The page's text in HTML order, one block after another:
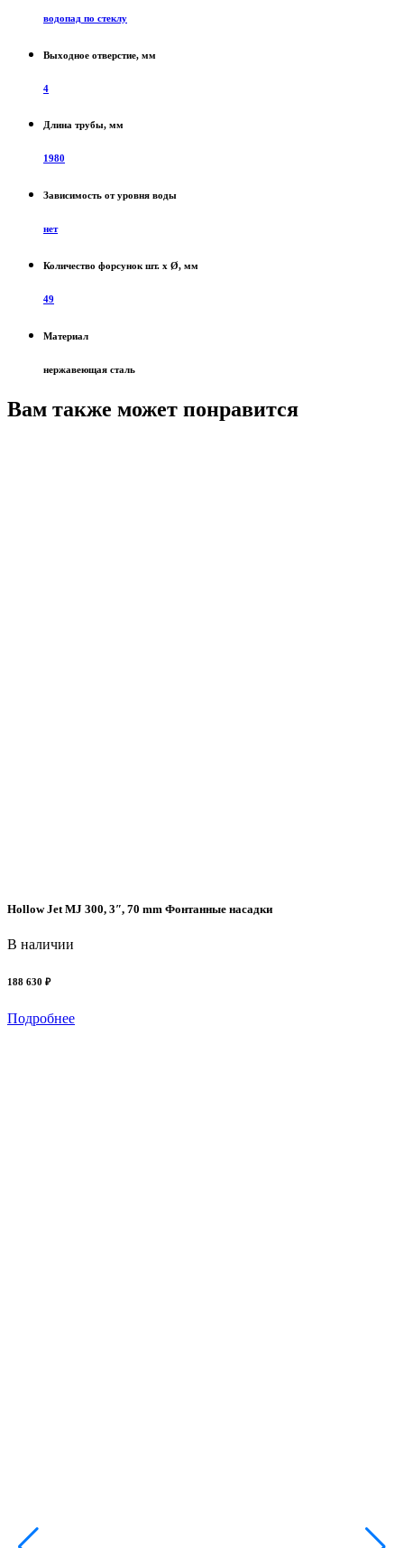
водопад по стеклу
Выходное отверстие, мм
4
Длина трубы, мм
1980
Зависимость от уровня воды
нет
Количество форсунок шт. x Ø, мм
49
Материал
нержавеющая сталь
Вам также может понравится
Hollow Jet MJ 300, 3″, 70 mm Фонтанные насадки
В наличии
188 630 ₽
Подробнее